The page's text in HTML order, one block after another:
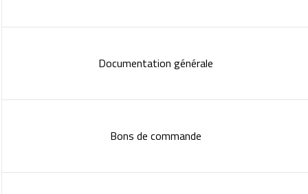
Documentation générale
Bons de commande